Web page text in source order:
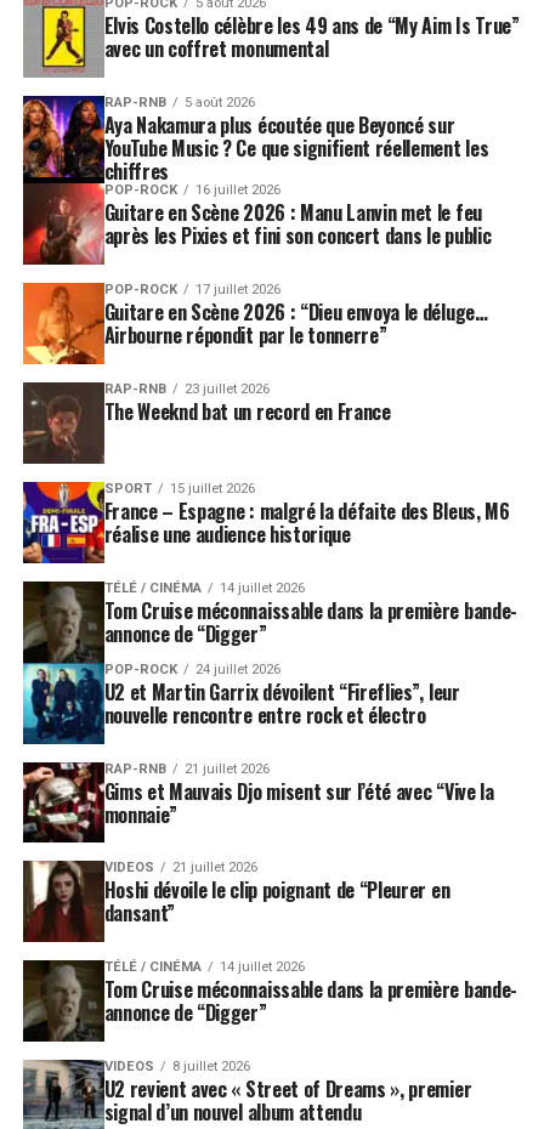
si je pouvais aller les saluer et quand je suis entré dans la
pièce, a retenti La Marseillaise. Pendant plusieurs mois,
j’ai cru que c’était en mon honneur… en fait, ils
enregistraient « All you need is love » !» Ce que notre
discret artiste oublie de préciser, c’est qu’il fut, un
temps, le deuxième plus gros vendeur de disques dans le
monde, juste derrière… lesBeatles.
Au générique de ces duos bien singuliers, il faut encore
citerMa têteavec Yves Simon,
(une chanson qui fut interprétée jadis par Michèle
Arnaud), Un air en fa mineuravec Juliette ou
d’amour qui se perdavec Maurane. Sans oublier
Georges
, avecOlivia Ruiz, déjà présent sur le dernier
album d’Adamo et, paraît-il, fort apprécié par celui qui
l’a inspiré, un dénommé Clooney… Du coup, on se dit
qu’il aurait peut-être fallu un double ou triple album
pour satisfaire tout le monde. Mais, comme l’avoue
Salvatore, «
je suis conscient que c’est un très beau
cadeau qu’on m’a fait ».
LES ALBUMS DESALVATORE ADAMO
DISPONIBLES SUR ITUNESET AMAZON
Label : Polydor
SUJETS ASSOCIÉS: ALAIN SOUCHON BENABAR
CALI
CALOGERO
ISABELLE BOULAY
JULIEN DORE
LAURENT VOULZY
Elvis Costello célèbre les 49 ans de “My Aim Is True”
avec un coffret monumental
RAP-RNB 5 août 2026
Aya Nakamura plus écoutée que Beyoncé sur
YouTube Music ? Ce que signifient réellement les
chiffres
POP-ROCK 16 juillet 2026
Guitare en Scène 2026 : Manu Lanvin met le feu
après les Pixies et fini son concert dans le public
POP-ROCK 17 juillet 2026
Guitare en Scène 2026 : “Dieu envoya le déluge…
Airbourne répondit par le tonnerre”
RAP-RNB 23 juillet 2026
The Weeknd bat un record en France
SPORT 15 juillet 2026
France – Espagne : malgré la défaite des Bleus, M6
réalise une audience historique
TÉLÉ / CINÉMA 14 juillet 2026
Tom Cruise méconnaissable dans la première bande-
annonce de “Digger”
POP-ROCK 24 juillet 2026
U2 et Martin Garrix dévoilent “Fireflies”, leur
nouvelle rencontre entre rock et électro
RAP-RNB 21 juillet 2026
Gims et Mauvais Djo misent sur l’été avec “Vive la
monnaie”
VIDEOS 21 juillet 2026
Hoshi dévoile le clip poignant de “Pleurer en
dansant”
TÉLÉ / CINÉMA 14 juillet 2026
Tom Cruise méconnaissable dans la première bande-
annonce de “Digger”
VIDEOS 8 juillet 2026
U2 revient avec « Street of Dreams », premier
signal d’un nouvel album attendu